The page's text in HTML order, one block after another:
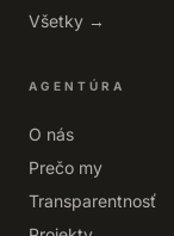
Všetky →
AGENTÚRA
O nás
Prečo my
Transparentnosť